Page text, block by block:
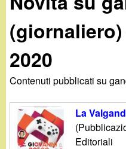
w
.
g
a
n
qui
2020
Contenuti pubblicati su
La
Editoriali